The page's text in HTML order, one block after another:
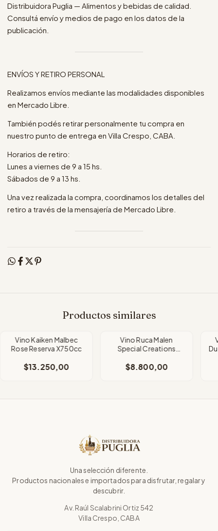
Distribuidora Puglia — Alimentos y bebidas de calidad.
Consultá envío y medios de pago en los datos de la
publicación.
ENVÍOS Y RETIRO PERSONAL
Realizamos envíos mediante las modalidades disponibles
en Mercado Libre.
También podés retirar personalmente tu compra en
nuestro punto de entrega en Villa Crespo, CABA.
Horarios de retiro:
Lunes a viernes de 9 a 15 hs.
Sábados de 9 a 13 hs.
Una vez realizada la compra, coordinamos los detalles del
retiro a través de la mensajería de Mercado Libre.
Productos similares
Vino Kaiken Malbec
Rose Reserva X750cc
$13.250,00
Vino Ruca Malen
Special Creations
$8.800,00
Una selección diferente.
Productos nacionales e importados para disfrutar, regalar y
descubrir.
Av. Raúl Scalabrini Ortiz 542
Villa Crespo, CABA